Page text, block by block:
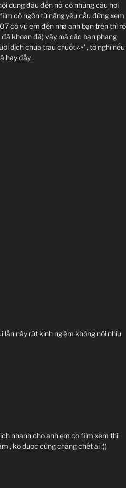
dung đâu đến nỗi có những câu hơi
có ngôn từ nặng yêu cầu đừng xem
cô vú em đến nhà anh bạn trên thì rõ
khoan đã) vậy mà các bạn phang
dịch chưa trau chuốt ^^’ , tớ nghĩ nếu
hay đấy .
lần này rút kinh ngiệm không nói nhìu
nhanh cho anh em co film xem thì
, ko duoc cũng chăng chết ai :))